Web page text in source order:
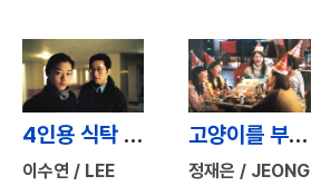
4인용 식탁 / The Uninvited
이수연 / LEE
고양이를 부탁해 / Take Care of My Cat
정재은 / JEONG